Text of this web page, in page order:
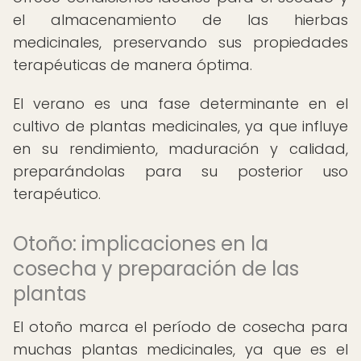
el almacenamiento de las hierbas
medicinales, preservando sus propiedades
terapéuticas de manera óptima.
El verano es una fase determinante en el
cultivo de plantas medicinales, ya que influye
en su rendimiento, maduración y calidad,
preparándolas para su posterior uso
terapéutico.
Otoño: implicaciones en la
cosecha y preparación de las
plantas
El otoño marca el período de cosecha para
muchas plantas medicinales, ya que es el